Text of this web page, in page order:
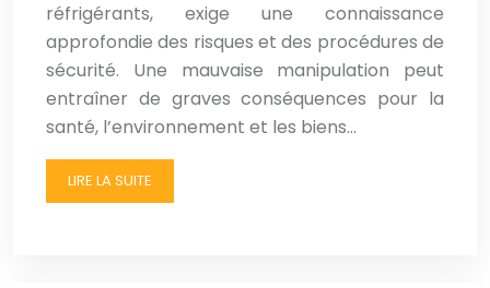
réfrigérants, exige une connaissance
approfondie des risques et des procédures de
sécurité. Une mauvaise manipulation peut
entraîner de graves conséquences pour la
santé, l’environnement et les biens…
LIRE LA SUITE